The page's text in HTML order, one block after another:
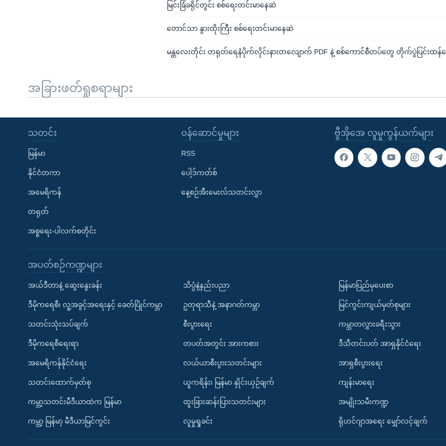
မြင်းခြံခရိုင်တွင်း စစ်ရေးတင်းမာနေဆဲ
တောင်သာ နွားထိုးကြီး စစ်ရေးတင်းမာနေဆဲ
မန္တလေးတိုင်း တရုတ်ရေနံပိုက်လိုင်းနားတလျောက် PDF နဲ့ စစ်ကောင်စီတပ်တွေ တိုက်ပွဲပြင်းထန်
အခြားဖတ်ရှုစရာများ
ဗွီအိုအေ လူမှုကွန်ယက်များ
သတင်း
မြန်မာ
နိုင်ငံတကာ
အမေရိကန်
တရုတ်
အစ္စရေး-ပါလက်စတိုင်း
၀န်ဆောင်မှုများ
RSS
ပေါ့ဒ်ကတ်စ်
နေ့စဉ်အီးမေးလ်သတင်းလွှာ
အပတ်စဉ်ကဏ္ဍများ
အယ်ဒီတာနဲ့ ဆွေးနွေးခန်း
ဒီမိုကရေစီ၊ လူ့အခွင့်အရေးနှင့် ခေတ်ပြိုင်ကမ္ဘာ
သတင်းသုံးသပ်ချက်
ဒီမိုကရေစီရေးရာ
အမေရိကန်နိုင်ငံရေး
သတင်းထောက်မှတ်စု
ကမ္ဘာ့သတင်းမီဒီယာထဲက မြန်မာ
ကမ္ဘာ့ မြန်မာ့ မီဒီယာမြင်ကွင်း
သိပ္ပံနဲ့နည်းပညာ
ဥတုရာသီနဲ့ အနာဂတ်ကမ္ဘာ
စီးပွားရေး
တပတ်အတွင်း အားကစား
လယ်ယာစီးပွားသတင်းများ
ယူကရိန်း၊ မြန်မာ နှိုင်းယှဉ်ချက်
ထူးခြားဆန်းပြားသတင်းများ
လူမှုရှုခင်း
မြန်မာပြည်မှပေးစာ
မြင်ကွင်းကျယ်မှတ်စုများ
ကမ္ဘာတလွှားခရီးသွား
ဒီသီတင်းပတ် အာရှနိုင်ငံရေး
အာရှစီးပွားရေး
ကျန်းမာရေး
အမျိုးသမီးကဏ္ဍ
ရိုဟင်ဂျာအရေး မျှော်လင့်ချက်